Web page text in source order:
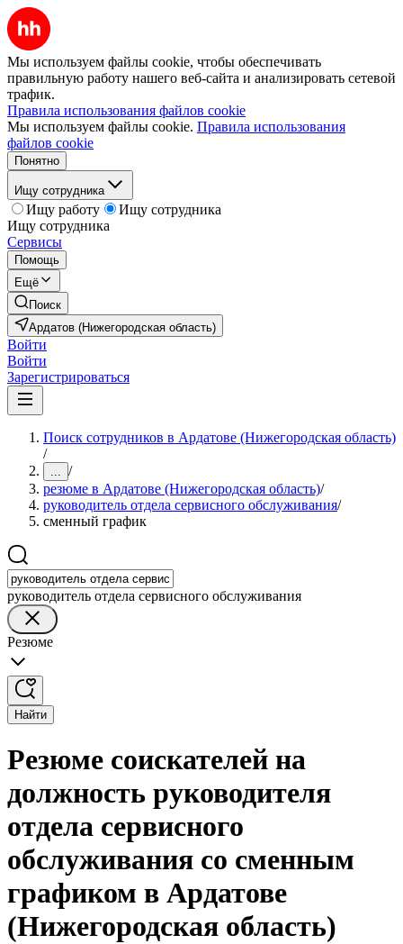
Мы используем файлы cookie, чтобы обеспечивать
правильную работу нашего веб-сайта и анализировать сетевой
трафик.
Правила использования файлов cookie
Мы используем файлы cookie. Правила использования
файлов cookie
Понятно
Ищу сотрудника
Ищу работу
Ищу сотрудника
Ищу сотрудника
Сервисы
Помощь
Ещё
Поиск
Ардатов (Нижегородская область)
Войти
Войти
Зарегистрироваться
Поиск сотрудников в Ардатове (Нижегородская область)
/
... /
резюме в Ардатове (Нижегородская область)/
руководитель отдела сервисного обслуживания/
сменный график
руководитель отдела сервисного обслуживания
Резюме
Найти
Резюме соискателей на
должность руководителя
отдела сервисного
обслуживания со сменным
графиком в Ардатове
(Нижегородская область)